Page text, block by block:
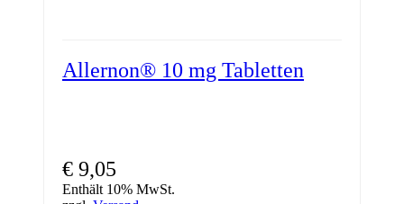
Allernon® 10 mg Tabletten
€ 9,05
Enthält 10% MwSt.